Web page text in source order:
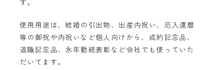
す。
使用用途は、結婚の引出物、出産内祝い、厄入還暦
等の御祝や内祝いなど個人向けから、成約記念品、
退職記念品、永年勤続表彰など会社でも使っていた
だいてます。